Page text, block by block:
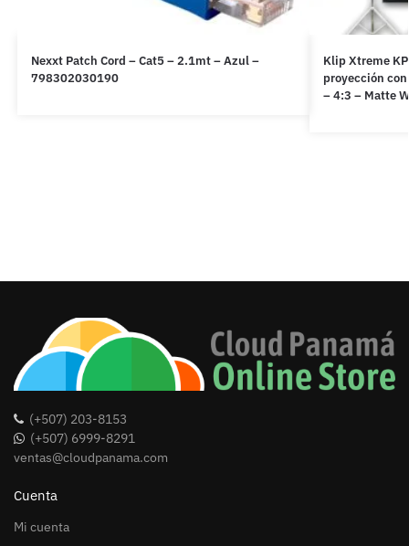
Nexxt Patch Cord – Cat5 – 2.1mt – Azul –
798302030190
Klip Xtreme
proyección
– 4:3 – Matte
(+507) 203-8153
(+507) 6999-8291
ventas@cloudpanama.com
Cuenta
Mi cuenta